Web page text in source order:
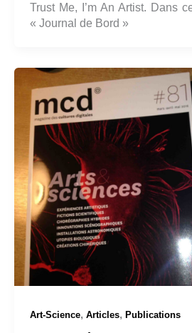
Trust Me, I’m An Artist. Dans
« Journal de Bord »
Art-Science, Articles, Publications